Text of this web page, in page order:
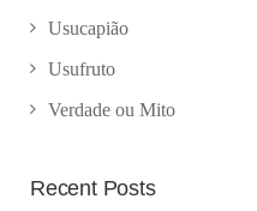
Usucapião
Usufruto
Verdade ou Mito
Recent Posts